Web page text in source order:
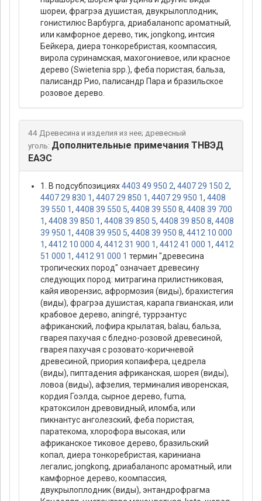
шореи, фрагрэа душистая, двукрылоплодник,
гонистилюс Варбурга, дриабаланопс ароматный,
или камфорное дерево, тик, jongkong, интсия
Бейкера, диера тонкоребристая, коомпассия,
вирола суринамская, махогониевое, или красное
дерево (Swietenia spp.), феба пористая, бальза,
палисандр Рио, палисандр Пара и бразильское
розовое дерево.
44 Древесина и изделия из нее; древесный
уголь: Дополнительные примечания ТНВЭД
ЕАЭС
1. В подсубпозициях4403 49 950 2, 4407 29 150 2,
4407 29 830 1, 4407 29 850 1, 4407 29 950 1, 4408
39 550 1, 4408 39 550 5, 4408 39 550 8, 4408 39 700
1, 4408 39 850 1, 4408 39 850 5, 4408 39 850 8, 4408
39 950 1, 4408 39 950 5, 4408 39 950 8, 4412 10 000
1, 4412 10 000 4, 4412 31 900 1, 4412 41 000 1, 4412
51 000 1, 4412 91 000 1 термин "древесина
тропических пород" означает древесину
следующих пород: митрагина прилистниковая,
кайя иворензис, афрормозия (виды), брахистегия
(виды), фрагрэа душистая, карапа гвианская, или
крабовое дерево, aningré, туррэантус
африканский, лофира крылатая, balau, бальза,
гварея пахучая с бледно-розовой древесиной,
гварея пахучая с розовато-коричневой
древесиной, приория копаифера, цедрела
(виды), пиптадения африканская, шорея (виды),
ловоа (виды), афзелия, терминалия иворенская,
кордия Гоэлда, сырное дерево, fuma,
кратоксилон древовидный, иломба, или
пикнантус анголезский, феба пористая,
паратекома, хлорофора высокая, или
африканское тиковое дерево, бразильский
копал, диера тонкоребристая, кариниана
легалис, jongkong, дриабаланопс ароматный, или
камфорное дерево, коомпассия,
двукрылоплодник (виды), энтандрофрагма